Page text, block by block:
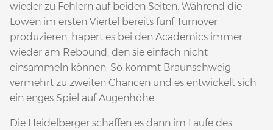
wieder zu Fehlern auf beiden Seiten. Während die
Löwen im ersten Viertel bereits fünf Turnover
produzieren, hapert es bei den Academics immer
wieder am Rebound, den sie einfach nicht
einsammeln können. So kommt Braunschweig
vermehrt zu zweiten Chancen und es entwickelt sich
ein enges Spiel auf Augenhöhe.
Die Heidelberger schaffen es dann im Laufe des